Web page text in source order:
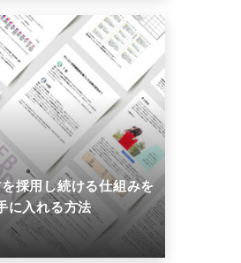
採用し続ける仕組みを
に入れる方法